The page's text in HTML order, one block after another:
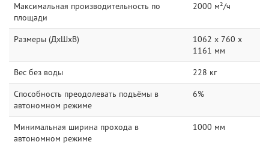
Максимальная производительность по
площади
2000 м²/ч
Размеры (ДxШxВ)
1062 х 760 х
1161 мм
Вес без воды
228 кг
Способность преодолевать подъёмы в
автономном режиме
6%
Минимальная ширина прохода в
автономном режиме
1000 мм